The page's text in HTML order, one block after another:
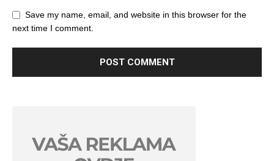
Save my name, email, and website in this browser for the
next time I comment.